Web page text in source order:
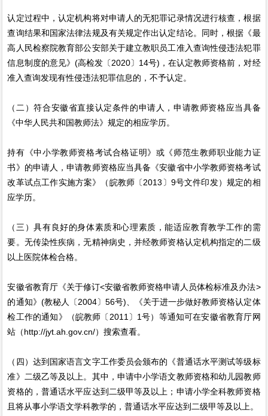
认定过程中，认定机构将对申请人的无犯罪记录情况进行核查，根据
查询结果和国家法律法规及有关规定作出认定结论。同时，根据《最
高人民检察院教育部公安部关于建立教职员工准入查询性侵违法犯罪
信息制度的意见》(高检发〔2020〕14号)，在认定教师资格前，对经
准入查询发现有性侵违法犯罪信息的，不予认定。
（二）符合安徽省直接认定条件的申请人，申请教师资格应当具备
《中华人民共和国教师法》规定的相应学历。
持有《中小学教师资格考试合格证明》或《师范生教师职业能力证
书》的申请人，申请教师资格应当具备《安徽省中小学教师资格考试
改革试点工作实施方案》（皖教师〔2013〕9号文件印发）规定的相
应学历。
（三）具有良好的身体素质和心理素质，能适应教育教学工作的需
要。无传染性疾病，无精神病史，并经教师资格认定机构指定的二级
以上医院体检合格。
安徽省教育厅《关于修订<安徽省教师资格申请人员体检标准及办法>
的通知》(教秘人〔2004〕56号)、《关于进一步做好教师资格认定体
检工作的通知》（皖教师〔2011〕1号）等通知可在安徽省教育厅网
站（http://jyt.ah.gov.cn/）搜索查看。
（四）达到国家语言文字工作委员会颁布的《普通话水平测试等级标
准》二级乙等及以上。其中，申请中小学语文教师资格和幼儿园教师
资格的，普通话水平应达到二级甲等及以上；申请小学全科教师资格
且将从事小学语文学科教学的，普通话水平应达到二级甲等及以上。